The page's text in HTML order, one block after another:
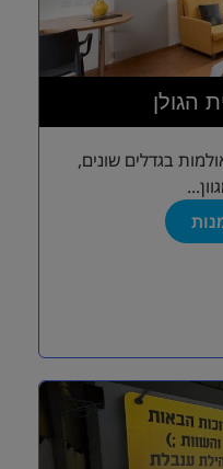
הגולן
בגדלים שונים,